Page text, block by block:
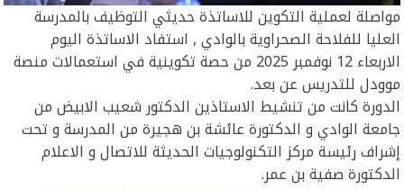
مواصلة لعملية التكوين للاساتذة حديثي التوظيف بالمدرسة
العليا للفلاحة الصحراوية بالوادي , استفاد الاساتذة اليوم
الاربعاء 12 نوفمبر 2025 من حصة تكوينية في استعمالات منصة
موودل للتدريس عن بعد.
الدورة كانت من تنشيط الاستاذين الدكتور شعيب الابيض من
جامعة الوادي و الدكتورة عائشة بن هجيرة من المدرسة و تحت
إشراف رئيسة مركز التكنولوجيات الحديثة للاتصال و الاعلام
الدكتورة صفية بن عمر.